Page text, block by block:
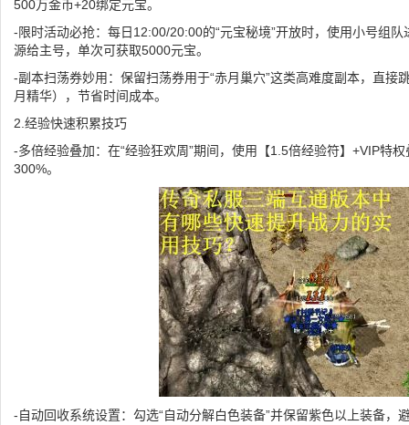
500万金币+20绑定元宝。
-限时活动必抢：每日12:00/20:00的“元宝秘境”开放时，使用小号组
源给主号，单次可获取5000元宝。
-副本扫荡券妙用：保留扫荡券用于“赤月巢穴”这类高难度副本，直接
月精华），节省时间成本。
2.经验快速积累技巧
-多倍经验叠加：在“经验狂欢周”期间，使用【1.5倍经验符】+VIP特
300%。
-自动回收系统设置：勾选“自动分解白色装备”并保留紫色以上装备，